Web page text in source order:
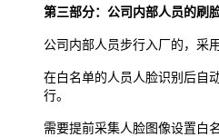
第三部分：公司内部人员的刷
公司内部人员步行入厂的，采
在白名单的人员人脸识别后自
行。
需要提前采集人脸图像设置白